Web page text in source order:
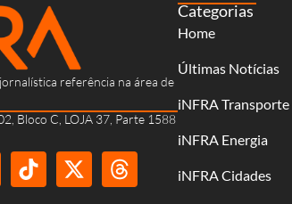
referência na área de
Bloco C, LOJA 37, Parte 1588
Categorias
Home
Últimas Notícias
iNFRA Transporte
iNFRA Energia
iNFRA Cidades